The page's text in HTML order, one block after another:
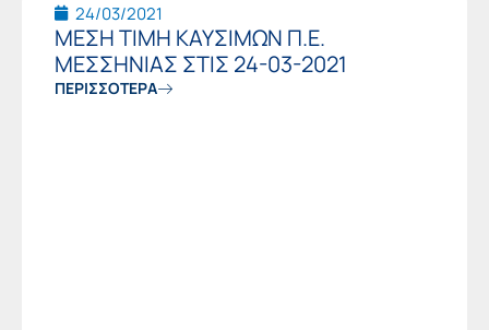
24/03/2021
ΜΕΣΗ ΤΙΜΗ ΚΑΥΣΙΜΩΝ Π.Ε.
ΜΕΣΣΗΝΙΑΣ ΣΤΙΣ 24-03-2021
ΠΕΡΙΣΣΟΤΕΡΑ